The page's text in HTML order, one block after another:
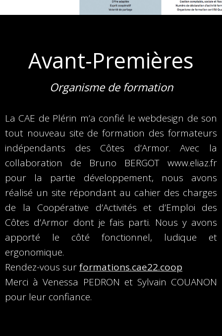
Avant-Premières
Organisme de formation
La CAE de Plérin m’a confié le webdesign de son
tout nouveau site de formation des formateurs
indépendants des Côtes d’Armor. Avec la
collaboration de Bruno BERGOT www.eliaz.fr
pour la partie développement, nous avons
réalisé un site répondant au cahier des charges
de la Coopérative d’Activités et d’Emploi des
Côtes d’Armor dont je fais parti. Nous y avons
apporté le côté fonctionnel, ludique et
ergonomique.
Rendez-vous surformations.cae22.coop
Merci à Venessa PEDRON et Sylvain COUANON
pour leur confiance.